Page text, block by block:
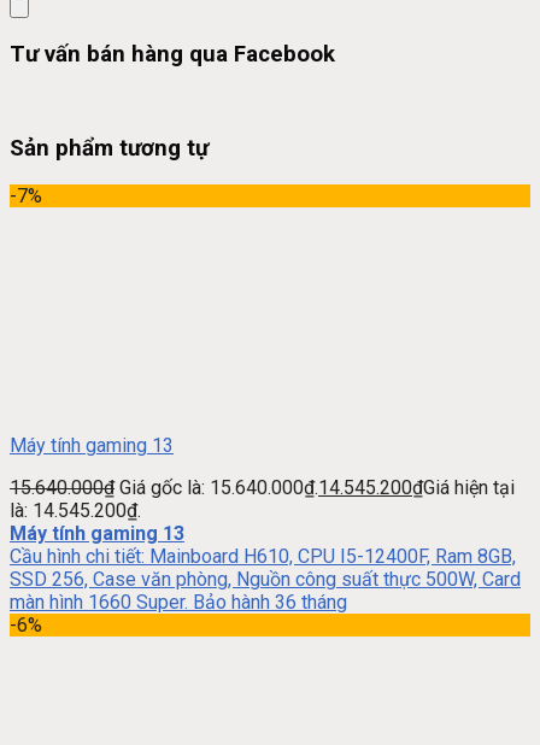
Tư vấn bán hàng qua Facebook
Sản phẩm tương tự
-7%
Máy tính gaming 13
15.640.000₫ Giá gốc là: 15.640.000₫.14.545.200₫Giá hiện tại
là: 14.545.200₫.
Máy tính gaming 13
Cầu hình chi tiết: Mainboard H610, CPU I5-12400F, Ram 8GB,
SSD 256, Case văn phòng, Nguồn công suất thực 500W, Card
màn hình 1660 Super. Bảo hành 36 tháng
-6%